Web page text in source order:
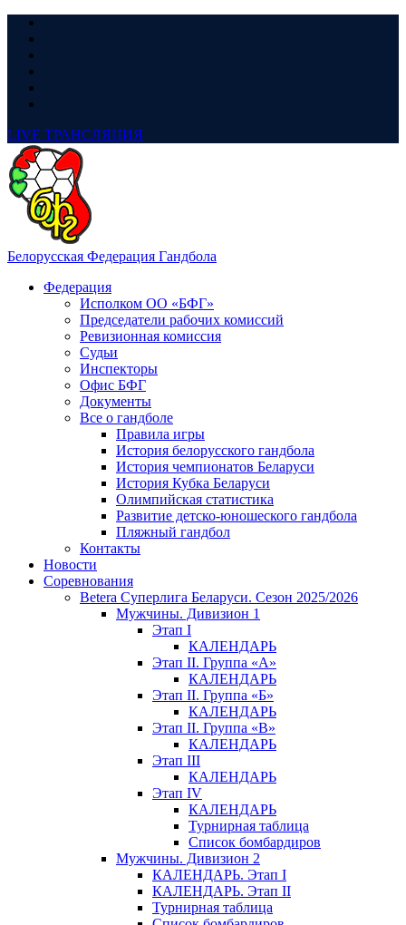
LIVE ТРАНСЛЯЦИЯ
Белорусская Федерация Гандбола
Федерация
Исполком ОО «БФГ»
Председатели рабочих комиссий
Ревизионная комиссия
Судьи
Инспекторы
Офис БФГ
Документы
Все о гандболе
Правила игры
История белорусского гандбола
История чемпионатов Беларуси
История Кубка Беларуси
Олимпийская статистика
Развитие детско-юношеского гандбола
Пляжный гандбол
Контакты
Новости
Соревнования
Betera Суперлига Беларуси. Сезон 2025/2026
Мужчины. Дивизион 1
Этап I
КАЛЕНДАРЬ
Этап II. Группа «А»
КАЛЕНДАРЬ
Этап II. Группа «Б»
КАЛЕНДАРЬ
Этап II. Группа «В»
КАЛЕНДАРЬ
Этап III
КАЛЕНДАРЬ
Этап IV
КАЛЕНДАРЬ
Турнирная таблица
Список бомбардиров
Мужчины. Дивизион 2
КАЛЕНДАРЬ. Этап I
КАЛЕНДАРЬ. Этап II
Турнирная таблица